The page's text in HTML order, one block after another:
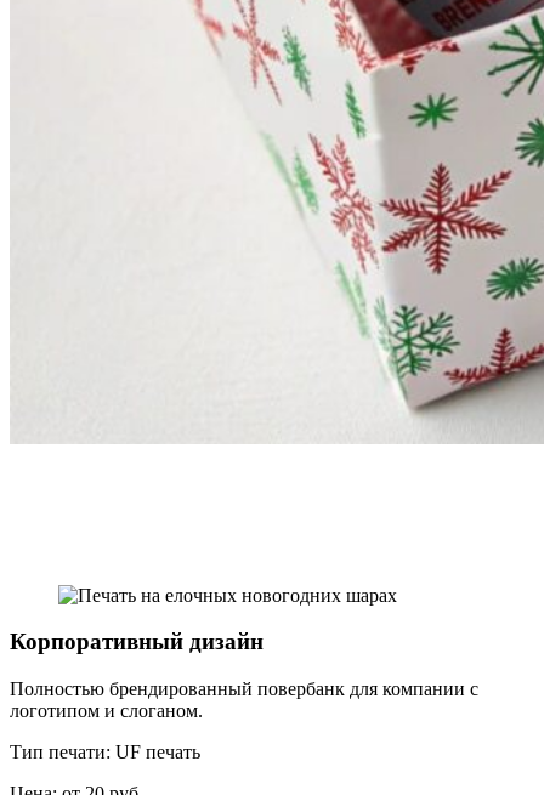
Корпоративный дизайн
Полностью брендированный повербанк для компании с
логотипом и слоганом.
Тип печати: UF печать